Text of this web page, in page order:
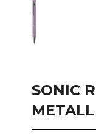
SONIC
METALL